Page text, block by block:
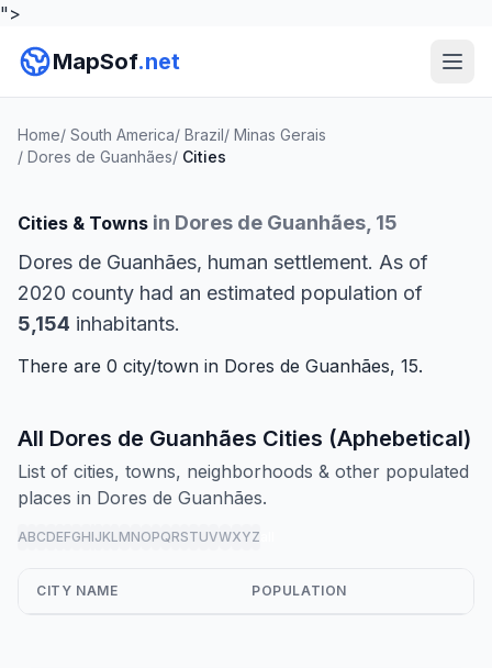
">
MapSof.net
Home/ South America/ Brazil/ Minas Gerais
/ Dores de Guanhães/ Cities
Cities & Towns in Dores de Guanhães, 15
Dores de Guanhães, human settlement. As of
2020 county had an estimated population of
5,154 inhabitants.
There are 0 city/town in Dores de Guanhães, 15.
All Dores de Guanhães Cities (Aphebetical)
List of cities, towns, neighborhoods & other populated
places in Dores de Guanhães.
ABCDEFGHIJKLMNOPQRSTUVWXYZ
CITY NAME POPULATION